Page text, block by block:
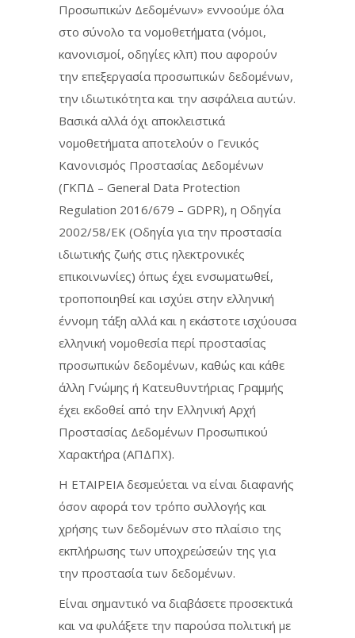
Προσωπικών Δεδομένων» εννοούμε όλα
στο σύνολο τα νομοθετήματα (νόμοι,
κανονισμοί, οδηγίες κλπ) που αφορούν
την επεξεργασία προσωπικών δεδομένων,
την ιδιωτικότητα και την ασφάλεια αυτών.
Βασικά αλλά όχι αποκλειστικά
νομοθετήματα αποτελούν ο Γενικός
Κανονισμός Προστασίας Δεδομένων
(ΓΚΠΔ – General Data Protection
Regulation 2016/679 – GDPR), η Οδηγία
2002/58/ΕΚ (Οδηγία για την προστασία
ιδιωτικής ζωής στις ηλεκτρονικές
επικοινωνίες) όπως έχει ενσωματωθεί,
τροποποιηθεί και ισχύει στην ελληνική
έννομη τάξη αλλά και η εκάστοτε ισχύουσα
ελληνική νομοθεσία περί προστασίας
προσωπικών δεδομένων, καθώς και κάθε
άλλη Γνώμης ή Κατευθυντήριας Γραμμής
έχει εκδοθεί από την Ελληνική Αρχή
Προστασίας Δεδομένων Προσωπικού
Χαρακτήρα (ΑΠΔΠΧ).
Η ΕΤΑΙΡΕΙΑ δεσμεύεται να είναι διαφανής
όσον αφορά τον τρόπο συλλογής και
χρήσης των δεδομένων στο πλαίσιο της
εκπλήρωσης των υποχρεώσεών της για
την προστασία των δεδομένων.
Είναι σημαντικό να διαβάσετε προσεκτικά
και να φυλάξετε την παρούσα πολιτική με